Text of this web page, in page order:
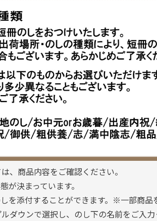
、商品内容をご確認ください。
が決まっています。
を添付することができます。※一部商品
ダウンで選択し、のし下の名前をご入力